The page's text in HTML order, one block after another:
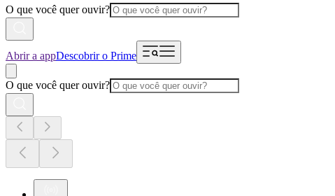
O que você quer ouvir?
Abrir a appDescobrir o Prime
O que você quer ouvir?